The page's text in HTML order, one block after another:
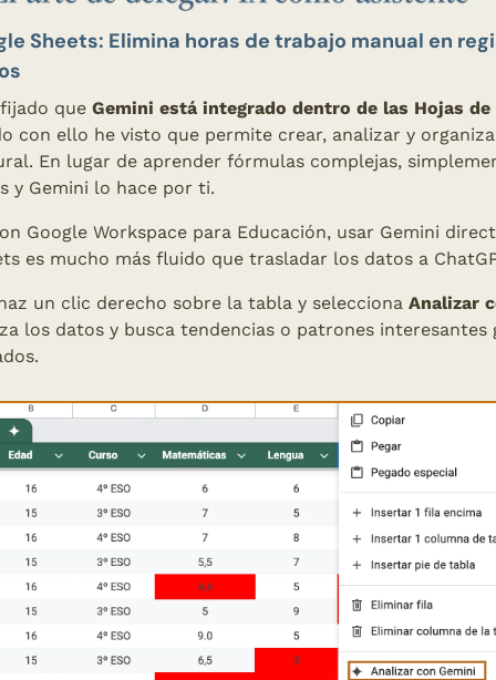
que Gemini está integrado dentro de las Hojas
con ello he visto que permite crear, analizar y
En lugar de aprender fórmulas complejas,
y Gemini lo hace por ti.
Google Workspace para Educación, usar Gemini
es mucho más fluido que trasladar los datos a
un clic derecho sobre la tabla y selecciona Analizar
los datos y busca tendencias o patrones interesantes